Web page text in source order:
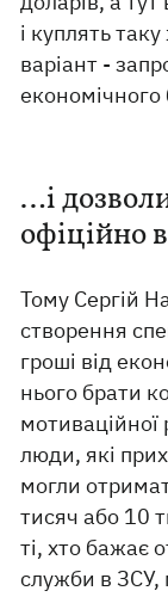
і куплять
варіант -
…і
офіційно
Тому Сергій
створення
гроші від
нього брати
мотиваційної
люди, які
могли
тисяч або 10
ті, хто бажає
служби в ЗСУ,